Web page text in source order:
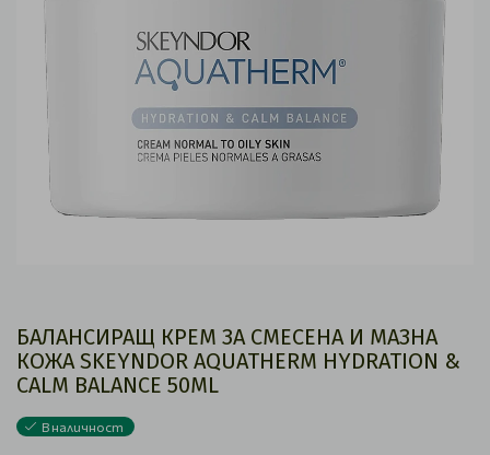
БАЛАНСИРАЩ КРЕМ ЗА СМЕСЕНА И МАЗНА
КОЖА SKEYNDOR AQUATHERM HYDRATION &
CALM BALANCE 50ML
В наличност